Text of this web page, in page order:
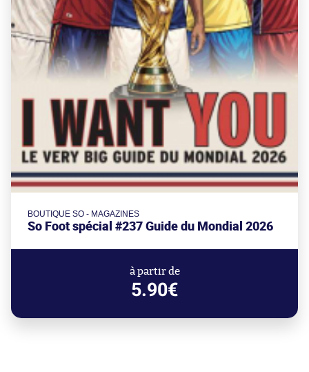
BOUTIQUE SO - MAGAZINES
So Foot spécial #237 Guide du Mondial 2026
à partir de
5.90€